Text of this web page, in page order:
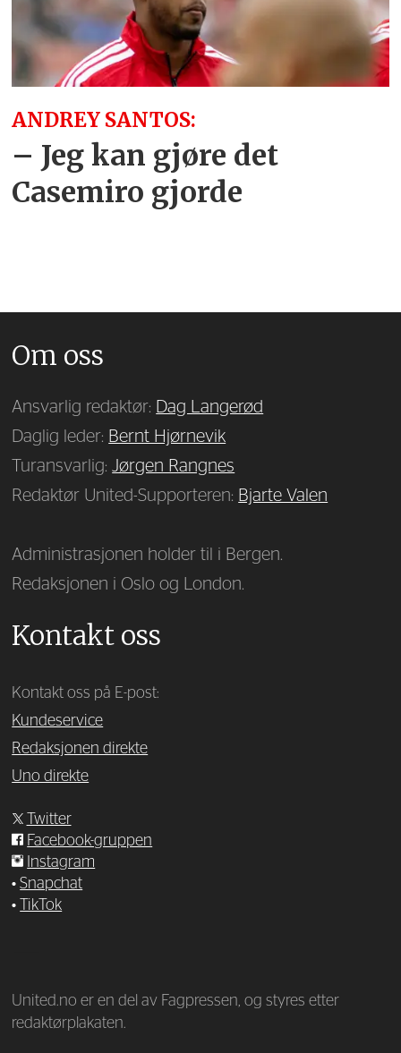
ANDREY SANTOS:
– Jeg kan gjøre det
Casemiro gjorde
Om oss
Ansvarlig redaktør: Dag Langerød
Daglig leder: Bernt Hjørnevik
Turansvarlig:Jørgen Rangnes
Redaktør United-Supporteren: Bjarte Valen
Administrasjonen holder til i Bergen.
Redaksjonen i Oslo og London.
Kontakt oss
Kontakt oss på E-post:
Kundeservice
Redaksjonen direkte
Uno direkte
Twitter
Facebook-gruppen
Instagram
•Snapchat
•
TikTok
United.no er en del av Fagpressen, og styres etter
redaktørplakaten.